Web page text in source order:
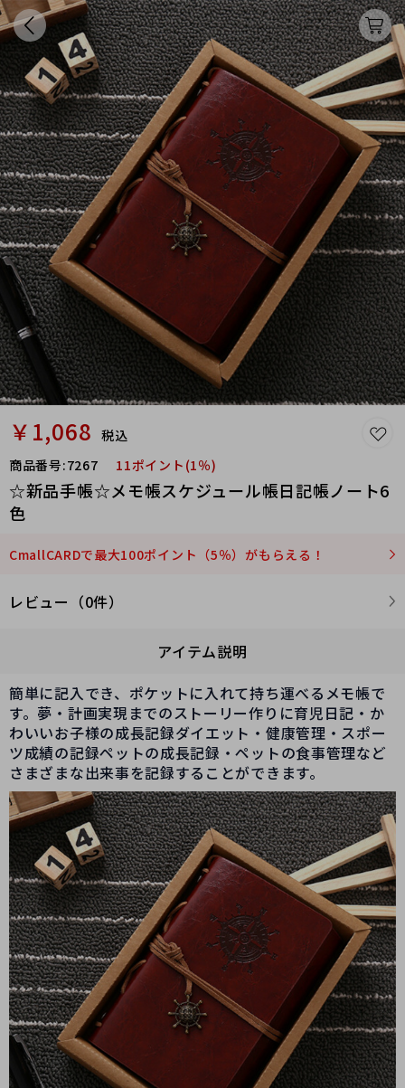
￥1,068 税込
商品番号:7267 11ポイント(1％)
☆新品手帳☆メモ帳スケジュール帳日記帳ノート6
色
CmallCARDで最大100ポイント（5％）がもらえる！
レビュー（0件）
アイテム説明
簡単に記入でき、ポケットに入れて持ち運べるメモ帳で
す。夢・計画実現までのストーリー作りに育児日記・か
わいいお子様の成長記録ダイエット・健康管理・スポー
ツ成績の記録ペットの成長記録・ペットの食事管理など
さまざまな出来事を記録することができます。